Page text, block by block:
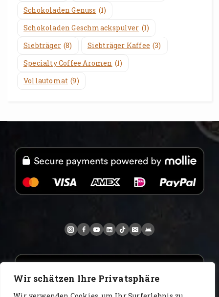
Wir schätzen Ihre Privatsphäre
Schokoladen Genuss (1)
Schokoladen Geschmackspulver (1)
Siebträger (8) Siebträger Kaffee (3)
Specialty Coffee Aromen (1)
Vollautomat (9)